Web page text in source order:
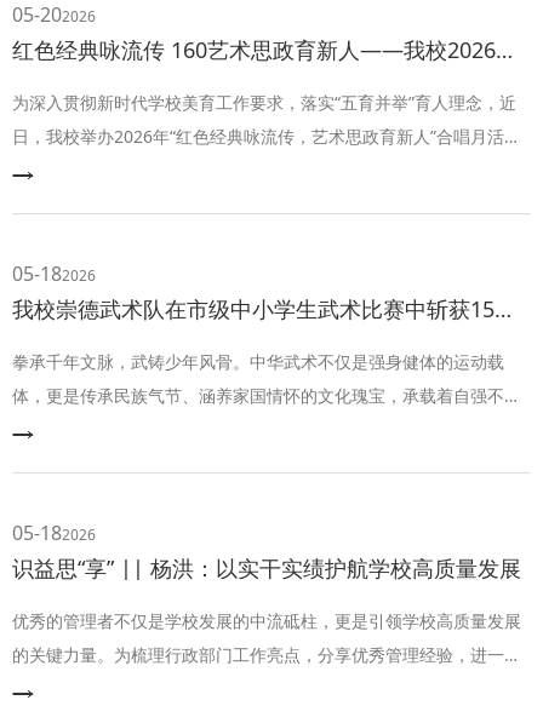
05-202026
红色经典咏流传 160艺术思政育新人——我校2026年合唱月活动圆满落幕
为深入贯彻新时代学校美育工作要求，落实“五育并举”育人理念，近
日，我校举办2026年“红色经典咏流传，艺术思政育新人”合唱月活
动。本次活动以艺术为桥、以歌声为媒，厚植爱国爱党情怀，全面展
05-182026
我校崇德武术队在市级中小学生武术比赛中斩获15金，勇夺高中组第一
拳承千年文脉，武铸少年风骨。中华武术不仅是强身健体的运动载
体，更是传承民族气节、涵养家国情怀的文化瑰宝，承载着自强不
息、厚德载物的民族精神。5月14日至17日，2026年重庆市中小学生
63支代表队、476名运动健儿同台论武、共展风采。
05-182026
识益思“享” || 杨洪：以实干实绩护航学校高质量发展
优秀的管理者不仅是学校发展的中流砥柱，更是引领学校高质量发展
的关键力量。为梳理行政部门工作亮点，分享优秀管理经验，进一步
加强各部门间的学习交流，学校每周三常态化举行“行政管理微分